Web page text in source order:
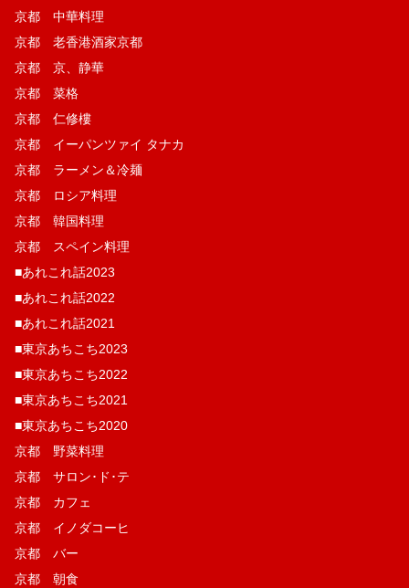
京都 中華料理
京都 老香港酒家京都
京都 京、静華
京都 菜格
京都 仁修樓
京都 イーパンツァイ タナカ
京都 ラーメン＆冷麺
京都 ロシア料理
京都 韓国料理
京都 スペイン料理
■あれこれ話2023
■あれこれ話2022
■あれこれ話2021
■東京あちこち2023
■東京あちこち2022
■東京あちこち2021
■東京あちこち2020
京都 野菜料理
京都 サロン･ド･テ
京都 カフェ
京都 イノダコーヒ
京都 バー
京都 朝食